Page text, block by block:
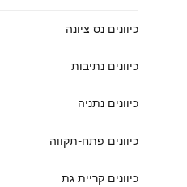
כיוונים נס ציונה
כיוונים נתיבות
כיוונים נתניה
כיוונים פתח-תקווה
כיוונים קריית גת